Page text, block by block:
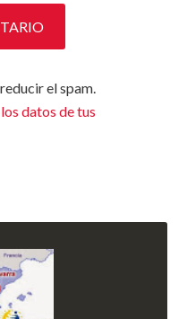
el spam.
datos de tus